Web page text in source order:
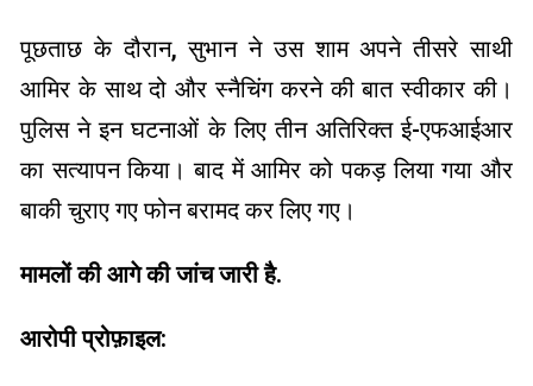
पूछताछ के दौरान, सुभान ने उस शाम अपने तीसरे साथी
आमिर के साथ दो और स्नैचिंग करने की बात स्वीकार की।
पुलिस ने इन घटनाओं के लिए तीन अतिरिक्त ई-एफआईआर
का सत्यापन किया। बाद में आमिर को पकड़ लिया गया और
बाकी चुराए गए फोन बरामद कर लिए गए।
मामलों की आगे की जांच जारी है.
आरोपी प्रोफ़ाइल: